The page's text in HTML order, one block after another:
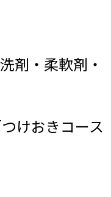
剤・柔軟剤・
けおきコース